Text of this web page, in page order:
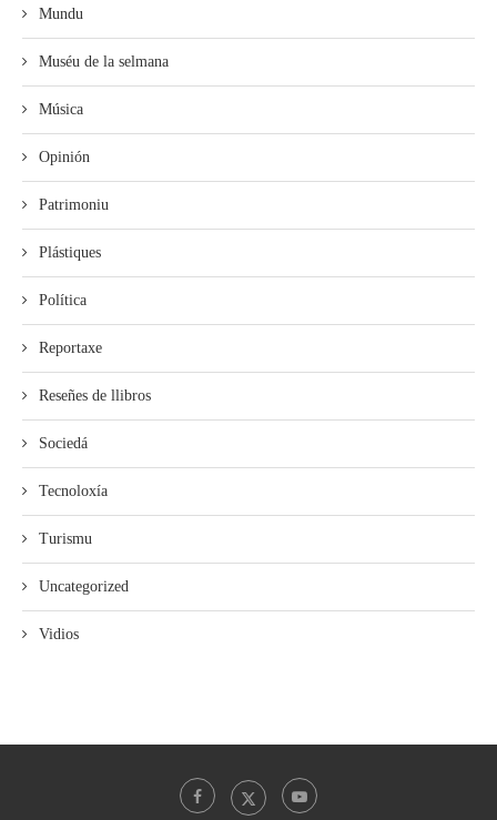
Mundu
Muséu de la selmana
Música
Opinión
Patrimoniu
Plástiques
Política
Reportaxe
Reseñes de llibros
Sociedá
Tecnoloxía
Turismu
Uncategorized
Vidios